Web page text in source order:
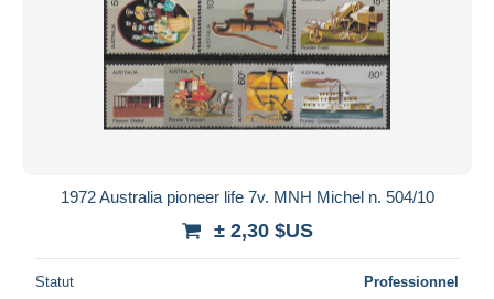
1972 Australia pioneer life 7v. MNH Michel n. 504/10
± 2,30 $US
Statut Professionnel